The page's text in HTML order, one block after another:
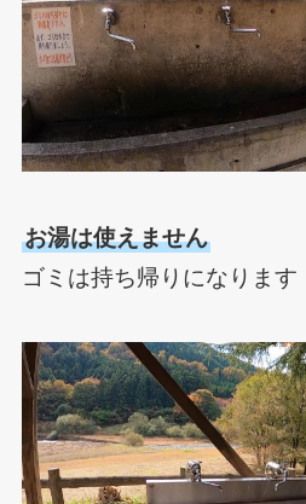
お湯は使えません
ゴミは持ち帰りになります